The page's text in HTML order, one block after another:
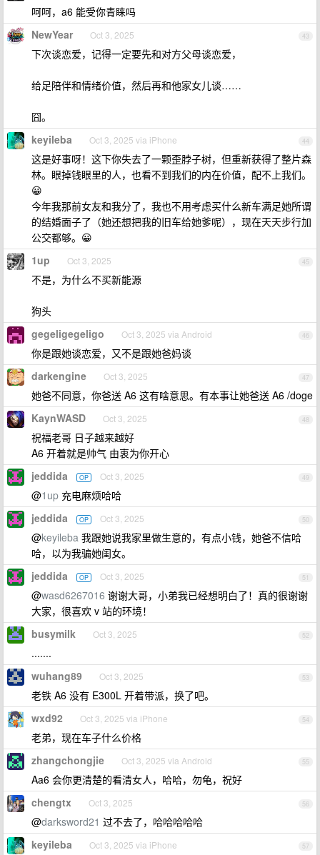
呵呵，a6 能受你青睐吗
43
NewYear Oct 3, 2025
下次谈恋爱，记得一定要先和对方父母谈恋爱，
给足陪伴和情绪价值，然后再和他家女儿谈……
囧。
44
keyileba Oct 3, 2025 via iPhone
这是好事呀！这下你失去了一颗歪脖子树，但重新获得了整片森
林。眼掉钱眼里的人，也看不到我们的内在价值，配不上我们。
😀
今年我那前女友和我分了，我也不用考虑买什么新车满足她所谓
的结婚面子了（她还想把我的旧车给她爹呢），现在天天步行加
公交都够。😀
45
1up Oct 3, 2025
不是，为什么不买新能源
狗头
46
gegeligegeligo Oct 3, 2025 via Android
你是跟她谈恋爱，又不是跟她爸妈谈
47
darkengine Oct 3, 2025
她爸不同意，你爸送 A6 这有啥意思。有本事让她爸送 A6 /doge
48
KaynWASD Oct 3, 2025
祝福老哥 日子越来越好
A6 开着就是帅气 由衷为你开心
49
jeddida OP Oct 3, 2025
@1up 充电麻烦哈哈
50
jeddida OP Oct 3, 2025
@keyileba 我跟她说我家里做生意的，有点小钱，她爸不信哈
哈，以为我骗她闺女。
51
jeddida OP Oct 3, 2025
@wasd6267016 谢谢大哥，小弟我已经想明白了！真的很谢谢
大家，很喜欢 v 站的环境！
52
busymilk Oct 3, 2025
.......
53
wuhang89 Oct 3, 2025
老铁 A6 没有 E300L 开着带派，换了吧。
54
wxd92 Oct 3, 2025 via iPhone
老弟，现在车子什么价格
55
zhangchongjie Oct 3, 2025 via Android
Aa6 会你更清楚的看清女人，哈哈，勿龟，祝好
56
chengtx Oct 3, 2025
@darksword21 过不去了，哈哈哈哈哈
57
keyileba Oct 3, 2025 via iPhone